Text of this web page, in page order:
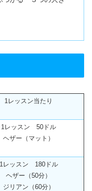
1レッスン当たり
1レッスン 50ドル
ヘザー（マット）
1レッスン 180ドル
ヘザー（50分）
ジリアン（60分）